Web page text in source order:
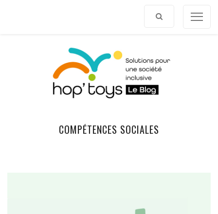
COMPÉTENCES SOCIALES